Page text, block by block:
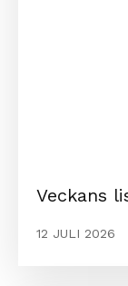
Veckans
12 JULI 2026